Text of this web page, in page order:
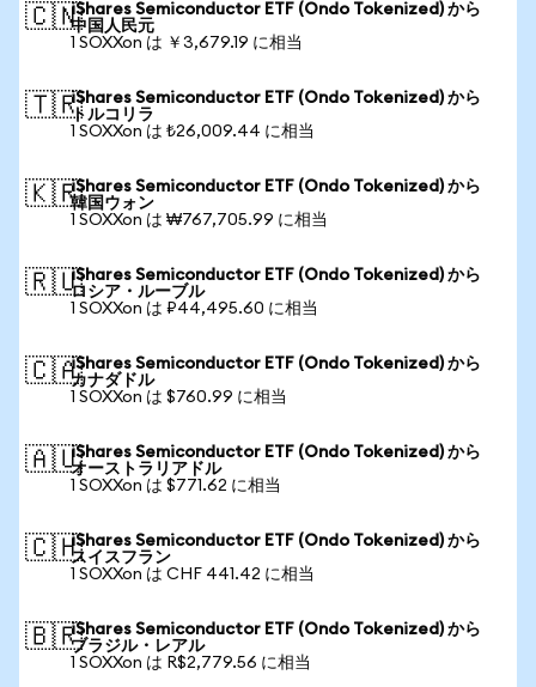
🇨🇳iShares Semiconductor ETF (Ondo Tokenized) から
中国人民元
1 SOXXon は ￥3,679.19 に相当
🇹🇷iShares Semiconductor ETF (Ondo Tokenized) から
トルコリラ
1 SOXXon は ₺26,009.44 に相当
🇰🇷iShares Semiconductor ETF (Ondo Tokenized) から
韓国ウォン
1 SOXXon は ₩767,705.99 に相当
🇷🇺iShares Semiconductor ETF (Ondo Tokenized) から
ロシア・ルーブル
1 SOXXon は ₽44,495.60 に相当
🇨🇦iShares Semiconductor ETF (Ondo Tokenized) から
カナダドル
1 SOXXon は $760.99 に相当
🇦🇺iShares Semiconductor ETF (Ondo Tokenized) から
オーストラリアドル
1 SOXXon は $771.62 に相当
🇨🇭iShares Semiconductor ETF (Ondo Tokenized) から
スイスフラン
1 SOXXon は CHF 441.42 に相当
🇧🇷iShares Semiconductor ETF (Ondo Tokenized) から
ブラジル・レアル
1 SOXXon は R$2,779.56 に相当